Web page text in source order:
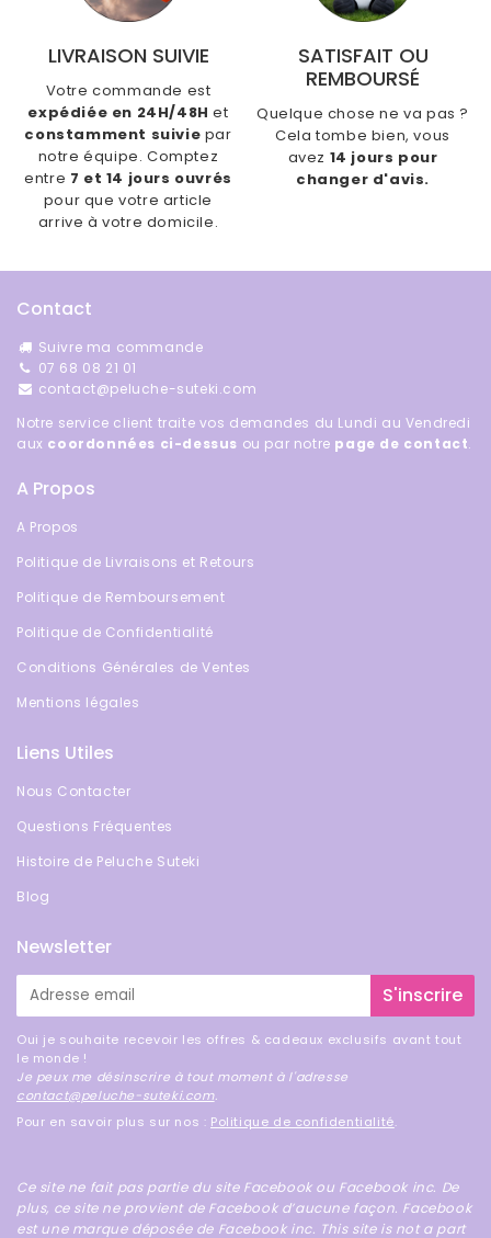
LIVRAISON SUIVIE
Votre commande est
expédiée en 24H/48Het
constamment suivie par
notre équipe. Comptez
entre 7 et 14 jours ouvrés
pour que votre article
arrive à votre domicile.
SATISFAIT OU
REMBOURSÉ
Quelque chose ne va pas ?
Cela tombe bien, vous
avez 14 jours pour
changer d'avis.
Contact
Suivre ma commande
07 68 08 21 01
contact@peluche-suteki.com
Notre service client traite vos demandes du Lundi au Vendredi
aux coordonnées ci-dessus ou par notre page de contact.
A Propos
A Propos
Politique de Livraisons et Retours
Politique de Remboursement
Politique de Confidentialité
Conditions Générales de Ventes
Mentions légales
Liens Utiles
Nous Contacter
Questions Fréquentes
Histoire de Peluche Suteki
Blog
Newsletter
mail
S'inscrire
Oui je souhaite recevoir les offres & cadeaux exclusifs avant tout
le monde !
Je peux me désinscrire à tout moment à l'adresse
contact@peluche-suteki.com.
Pour en savoir plus sur nos : Politique de confidentialité.
Ce site ne fait pas partie du site Facebook ou Facebook inc. De
plus, ce site ne provient de Facebook d’aucune façon. Facebook
est une marque déposée de Facebook inc. This site is not a part